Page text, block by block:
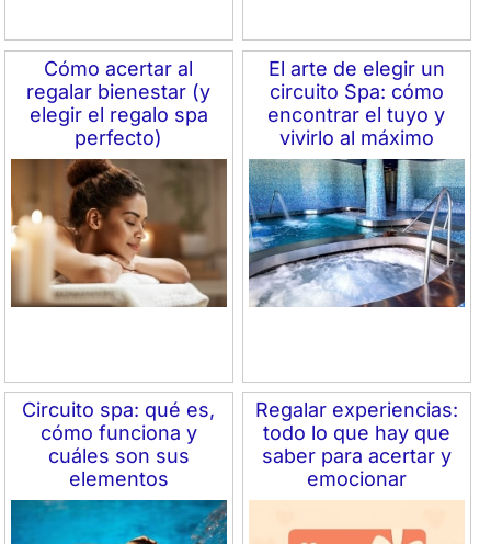
Cómo acertar al
regalar bienestar (y
elegir el regalo spa
perfecto)
El arte de elegir un
circuito Spa: cómo
encontrar el tuyo y
vivirlo al máximo
Circuito spa: qué es,
cómo funciona y
cuáles son sus
elementos
Regalar experiencias:
todo lo que hay que
saber para acertar y
emocionar